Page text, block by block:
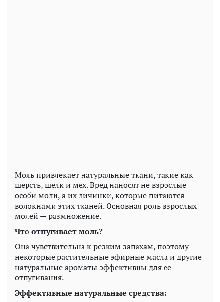
Моль привлекает натуральные ткани, такие как
шерсть, шелк и мех. Вред наносят не взрослые
особи моли, а их личинки, которые питаются
волокнами этих тканей. Основная роль взрослых
молей — размножение.
Что отпугивает моль?
Она чувствительна к резким запахам, поэтому
некоторые растительные эфирные масла и другие
натуральные ароматы эффективны для ее
отпугивания.
Эффективные натуральные средства: